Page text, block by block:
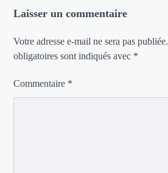
Laisser un commentaire
Votre adresse e-mail ne sera pas publiée.
obligatoires sont indiqués avec *
Commentaire *